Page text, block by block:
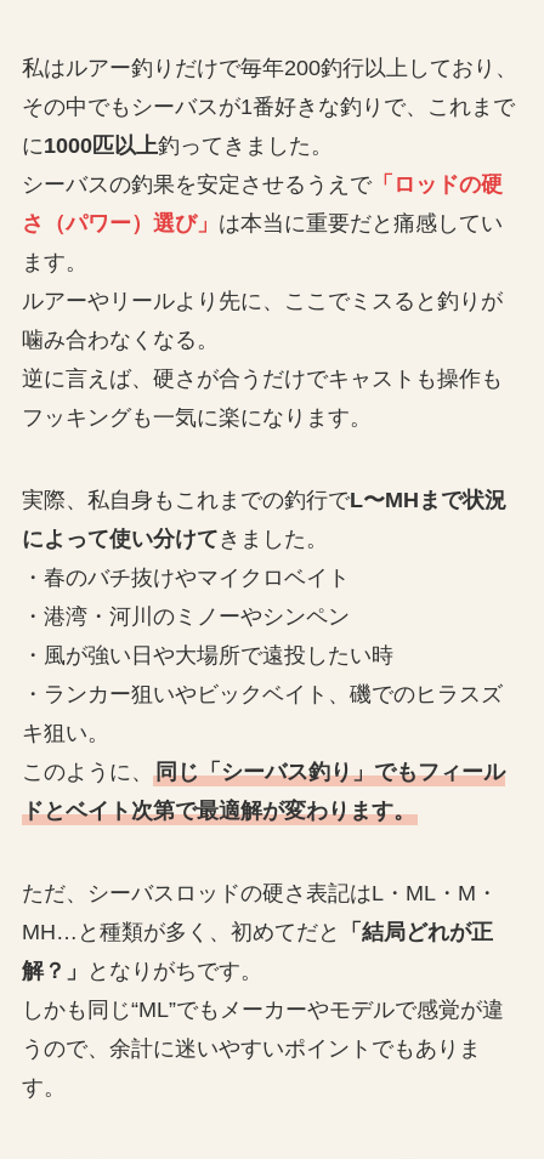
私はルアー釣りだけで毎年200釣行以上しており、
その中でもシーバスが1番好きな釣りで、これまで
に1000匹以上釣ってきました。
シーバスの釣果を安定させるうえで「ロッドの硬
さ（パワー）選び」 は本当に重要だと痛感してい
ます。
ルアーやリールより先に、ここでミスると釣りが
噛み合わなくなる。
逆に言えば、硬さが合うだけでキャストも操作も
フッキングも一気に楽になります。
実際、私自身もこれまでの釣行でL〜MHまで状況
によって使い分けて きました。
・春のバチ抜けやマイクロベイト
・港湾・河川のミノーやシンペン
・風が強い日や大場所で遠投したい時
・ランカー狙いやビックベイト、磯でのヒラスズ
キ狙い。
このように、 同じ「シーバス釣り」でもフィール
ドとベイト次第で最適解が変わります。
ただ、シーバスロッドの硬さ表記はL・ML・M・
MH…と種類が多く、初めてだと
「結局どれが正
解？」
となりがちです。
しかも同じ“ML”でもメーカーやモデルで感覚が違
うので、余計に迷いやすいポイントでもありま
す。